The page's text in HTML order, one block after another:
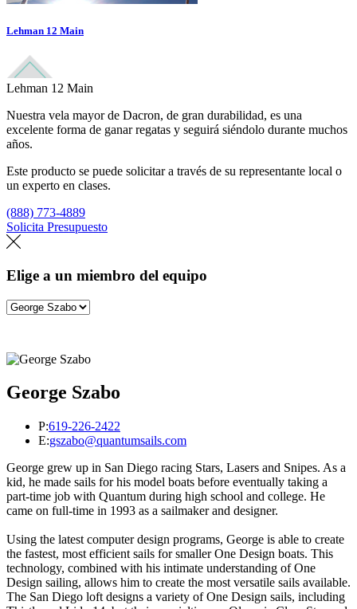
Lehman 12 Main
Lehman 12 Main
Nuestra vela mayor de Dacron, de gran durabilidad, es una
excelente forma de ganar regatas y seguirá siéndolo durante muchos
años.
Este producto se puede solicitar a través de su representante local o
un experto en clases.
(888) 773-4889
Solicita Presupuesto
Elige a un miembro del equipo
George Szabo
P:619-226-2422
E:gszabo@quantumsails.com
George grew up in San Diego racing Stars, Lasers and Snipes. As a
kid, he made sails for his model boats before eventually taking a
part-time job with Quantum during high school and college. He
came on full-time in 1993 as a sailmaker and designer.
Using the latest computer design programs, George is able to create
the fastest, most efficient sails for smaller One Design boats. This
technology, combined with his intimate understanding of One
Design sailing, allows him to create the most versatile sails available.
The San Diego loft designs a variety of One Design sails, including